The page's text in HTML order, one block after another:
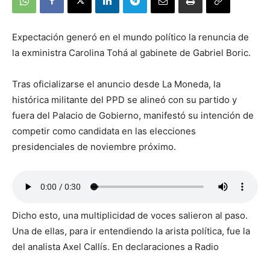
Expectación generó en el mundo político la renuncia de
la exministra Carolina Tohá al gabinete de Gabriel Boric.
Tras oficializarse el anuncio desde La Moneda, la
histórica militante del PPD se alineó con su partido y
fuera del Palacio de Gobierno, manifestó su intención de
competir como candidata en las elecciones
presidenciales de noviembre próximo.
Dicho esto, una multiplicidad de voces salieron al paso.
Una de ellas, para ir entendiendo la arista política, fue la
del analista Axel Callís. En declaraciones a Radio